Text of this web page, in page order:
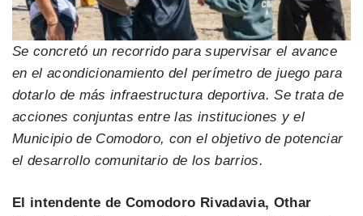
Se concretó un recorrido para supervisar el avance
en el acondicionamiento del perímetro de juego para
dotarlo de más infraestructura deportiva. Se trata de
acciones conjuntas entre las instituciones y el
Municipio de Comodoro, con el objetivo de potenciar
el desarrollo comunitario de los barrios.
El intendente de Comodoro Rivadavia, Othar